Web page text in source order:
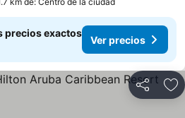
precios exactos
Ver precios
Compartir